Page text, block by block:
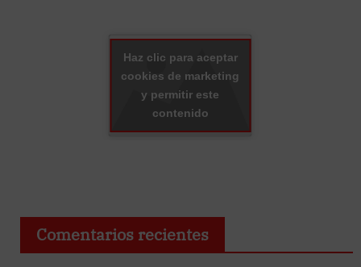
Haz clic para aceptar
cookies de marketing
y permitir este
contenido
Comentarios recientes